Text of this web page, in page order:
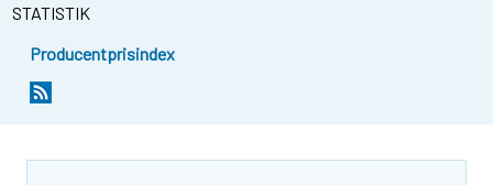
STATISTIK
Producentprisindex